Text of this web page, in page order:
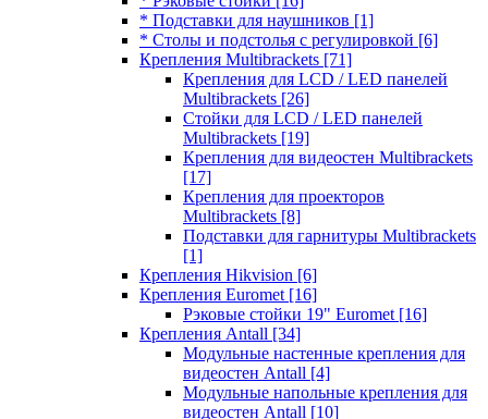
* Подставки для наушников [1]
* Столы и подстолья с регулировкой [6]
Крепления Multibrackets [71]
Крепления для LCD / LED панелей
Multibrackets [26]
Стойки для LCD / LED панелей
Multibrackets [19]
Крепления для видеостен Multibrackets
[17]
Крепления для проекторов
Multibrackets [8]
Подставки для гарнитуры Multibrackets
[1]
Крепления Hikvision [6]
Крепления Euromet [16]
Рэковые стойки 19" Euromet [16]
Крепления Antall [34]
Модульные настенные крепления для
видеостен Antall [4]
Модульные напольные крепления для
видеостен Antall [10]